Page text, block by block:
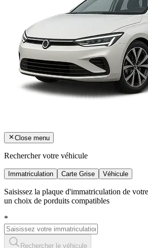
Close menu
Rechercher votre véhicule
Immatriculation Carte Grise Véhicule
Saisissez la plaque d'immatriculation de
un choix de porduits compatibles
*
Rechercher le véhicule